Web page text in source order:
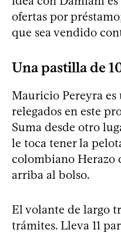
ofertas por
que sea vendido
Una pastilla de
Mauricio Pereyra
relegados en este
Suma desde otro
le toca tener la
colombiano Herazo
arriba al bolso.
El volante de largo
trámites. Lleva 11